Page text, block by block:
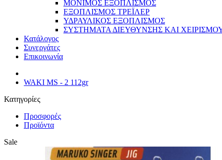
ΜΟΝΙΜΟΣ ΕΞΟΠΛΙΣΜΟΣ
ΕΞΟΠΛΙΣΜΟΣ ΤΡΕΪΛΕΡ
ΥΔΡΑΥΛΙΚΟΣ ΕΞΟΠΛΙΣΜΟΣ
ΣΥΣΤΗΜΑΤΑ ΔΙΕΥΘΥΝΣΗΣ ΚΑΙ
Κατάλογος
Συνεργάτες
Επικοινωνία
WAKI MS - 2 112gr
Κατηγορίες
Προσφορές
Προϊόντα
Sale